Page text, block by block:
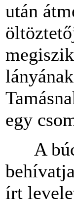
után
egy
A
írt